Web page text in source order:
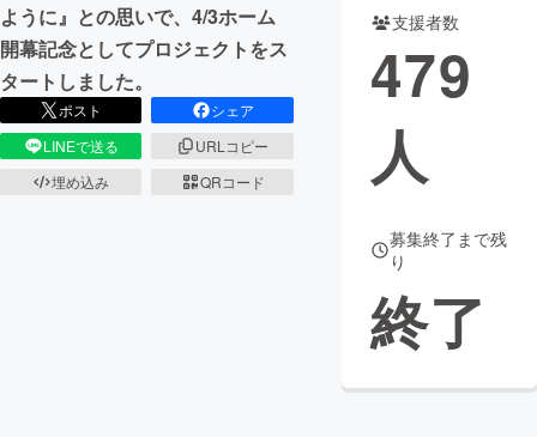
ように』との思いで、4/3ホーム
開幕記念としてプロジェクトをス
タートしました。
ポスト
シェア
LINEで送る
URLコピー
埋め込み
QRコード
支援者数
479
人
募集終了まで残
り
終了